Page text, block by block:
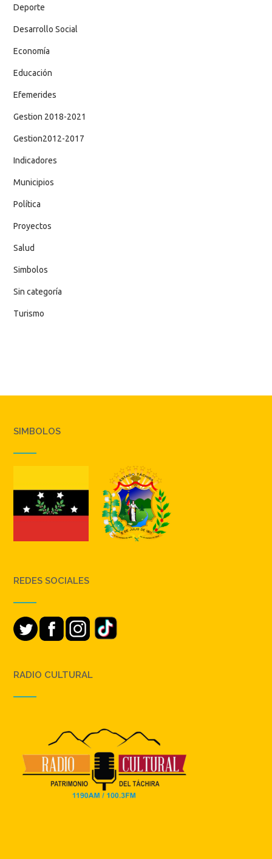
Deporte
Desarrollo Social
Economía
Educación
Efemerides
Gestion 2018-2021
Gestion2012-2017
Indicadores
Municipios
Política
Proyectos
Salud
Simbolos
Sin categoría
Turismo
SIMBOLOS
REDES SOCIALES
RADIO CULTURAL